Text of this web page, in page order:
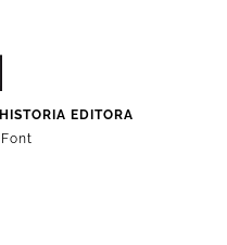
EDITORA